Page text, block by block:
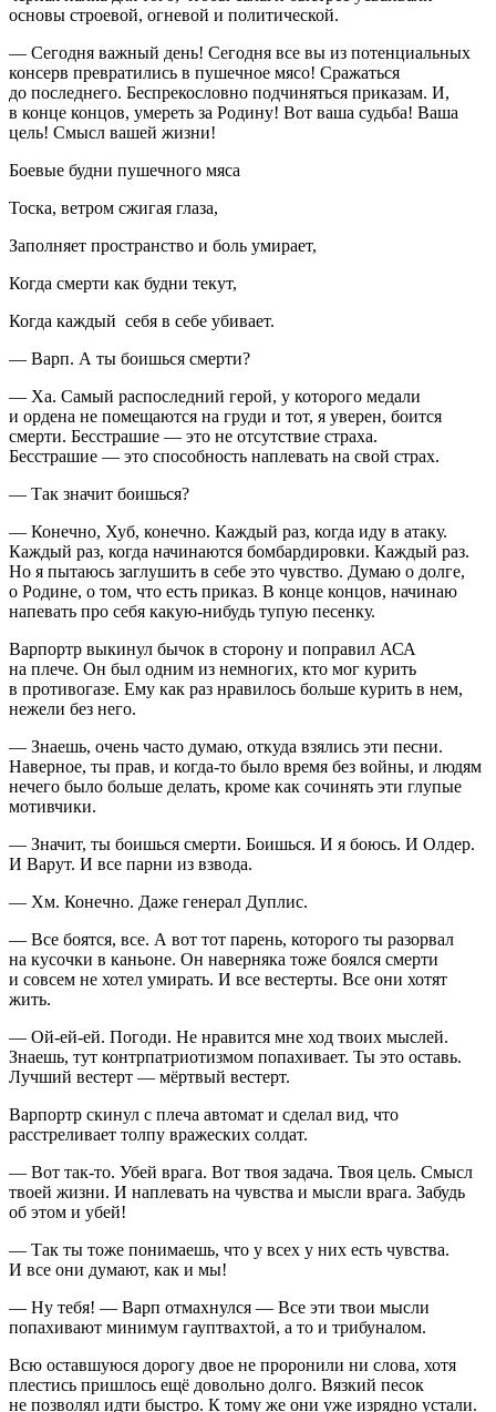
основы строевой, огневой и политической.
— Сегодня важный день! Сегодня все вы из потенциальных
консерв превратились в пушечное мясо! Сражаться
до последнего. Беспрекословно подчиняться приказам. И,
в конце концов, умереть за Родину! Вот ваша судьба! Ваша
цель! Смысл вашей жизни!
Боевые будни пушечного мяса
Тоска, ветром сжигая глаза,
Заполняет пространство и боль умирает,
Когда смерти как будни текут,
Когда каждый себя в себе убивает.
— Варп. А ты боишься смерти?
— Ха. Самый распоследний герой, у которого медали
и ордена не помещаются на груди и тот, я уверен, боится
смерти. Бесстрашие — это не отсутствие страха.
Бесстрашие — это способность наплевать на свой страх.
— Так значит боишься?
— Конечно, Хуб, конечно. Каждый раз, когда иду в атаку.
Каждый раз, когда начинаются бомбардировки. Каждый раз.
Но я пытаюсь заглушить в себе это чувство. Думаю о долге,
о Родине, о том, что есть приказ. В конце концов, начинаю
напевать про себя какую-нибудь тупую песенку.
Варпортр выкинул бычок в сторону и поправил АСА
на плече. Он был одним из немногих, кто мог курить
в противогазе. Ему как раз нравилось больше курить в нем,
нежели без него.
— Знаешь, очень часто думаю, откуда взялись эти песни.
Наверное, ты прав, и когда-то было время без войны, и людям
нечего было больше делать, кроме как сочинять эти глупые
мотивчики.
— Значит, ты боишься смерти. Боишься. И я боюсь. И Олдер.
И Варут. И все парни из взвода.
— Хм. Конечно. Даже генерал Дуплис.
— Все боятся, все. А вот тот парень, которого ты разорвал
на кусочки в каньоне. Он наверняка тоже боялся смерти
и совсем не хотел умирать. И все вестерты. Все они хотят
жить.
— Ой-ей-ей. Погоди. Не нравится мне ход твоих мыслей.
Знаешь, тут контрпатриотизмом попахивает. Ты это оставь.
Лучший вестерт — мёртвый вестерт.
Варпортр скинул с плеча автомат и сделал вид, что
расстреливает толпу вражеских солдат.
— Вот так-то. Убей врага. Вот твоя задача. Твоя цель. Смысл
твоей жизни. И наплевать на чувства и мысли врага. Забудь
об этом и убей!
— Так ты тоже понимаешь, что у всех у них есть чувства.
И все они думают, как и мы!
— Ну тебя! — Варп отмахнулся — Все эти твои мысли
попахивают минимум гауптвахтой, а то и трибуналом.
Всю оставшуюся дорогу двое не проронили ни слова, хотя
плестись пришлось ещё довольно долго. Вязкий песок
не позволял идти быстро. К тому же они уже изрядно устали.